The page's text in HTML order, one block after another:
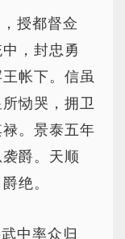
授都督佥
，封忠勇
帐下。信虽
恸哭，拥卫
。景泰五年
爵。天顺
绝。
中率众归